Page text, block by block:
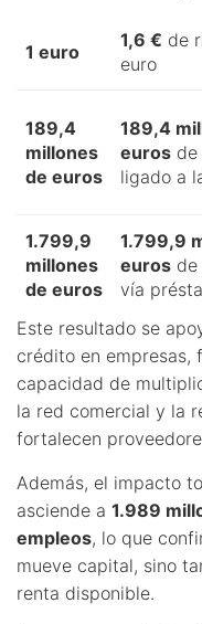
1 euro
1,6 € de
euro
189,4
millones
de euros
189,4
euros
ligado a
1.799,9
millones
de euros
1.799,9
euros
vía
Este resultado se
crédito en empresas,
capacidad de
la red comercial y la
fortalecen
Además, el impacto
asciende a 1.989
empleos, lo que
mueve capital, sino
renta disponible.